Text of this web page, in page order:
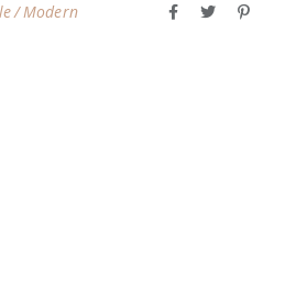
Modern